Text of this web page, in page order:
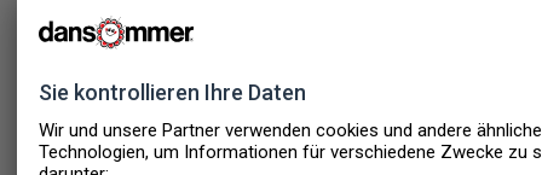
jederzeit aus jeglichem Grund einzuschränken oder zu verbieten,
und insbesondere den Usern, die diese Webseite missbrauchen
gegen die vorliegenden Bedingungen verstoßen, den Zugang zu
Bedingungen verstoßen, endet Ihre Genehmigung zur Nutzung
dieser Webseite unverzüglich, ohne dass eine Benachrichtigung